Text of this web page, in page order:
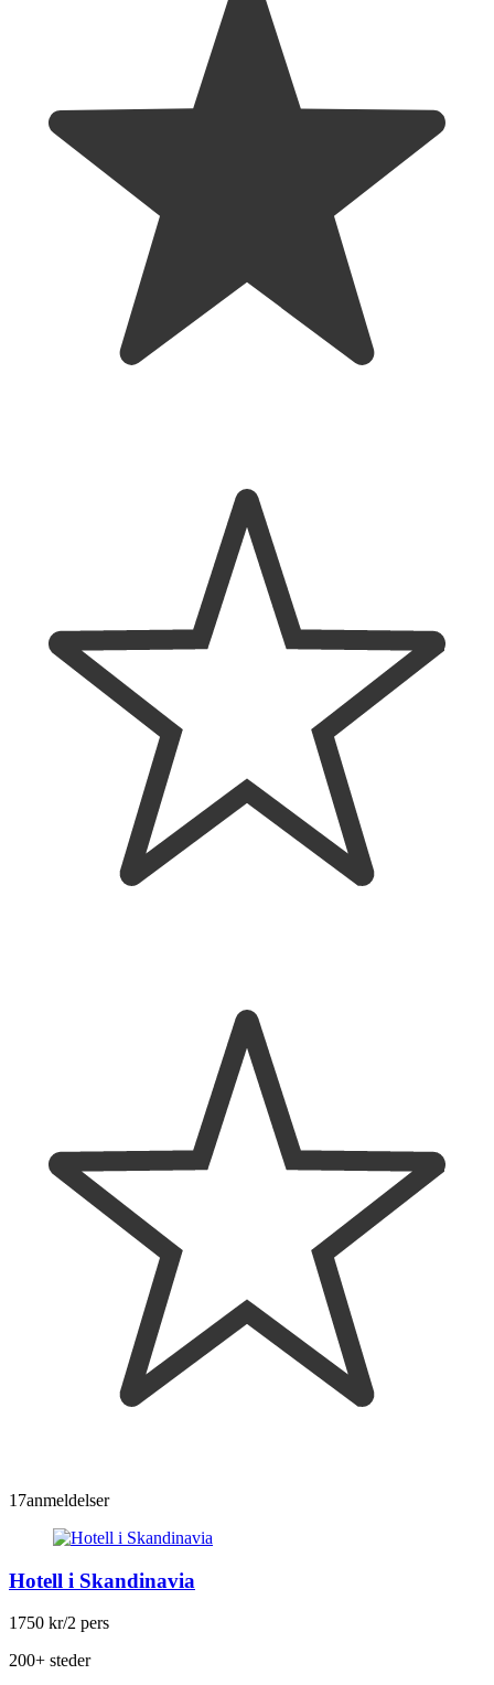
17anmeldelser
Hotell i Skandinavia
1750 kr/2 pers
200+ steder